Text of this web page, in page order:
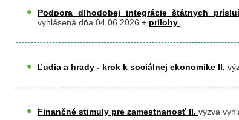
Podpora dlhodobej integrácie štátnych
vyhlásená dňa 04.06.2026 + prílohy
Ľudia a hrady - krok k sociálnej ekonomike II.
Finančné stimuly pre zamestnanosť II. výzva